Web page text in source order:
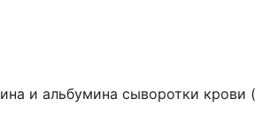
и альбумина сыворотки крови